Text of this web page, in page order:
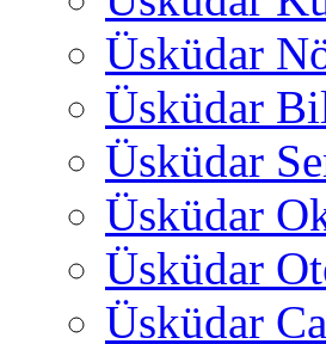
Üsküdar
Üsküdar
Üsküdar
Üsküdar
Üsküdar
Üsküdar